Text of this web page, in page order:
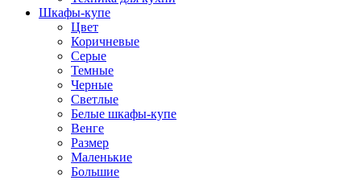
Шкафы-купе
Цвет
Коричневые
Серые
Темные
Черные
Светлые
Белые шкафы-купе
Венге
Размер
Маленькие
Большие